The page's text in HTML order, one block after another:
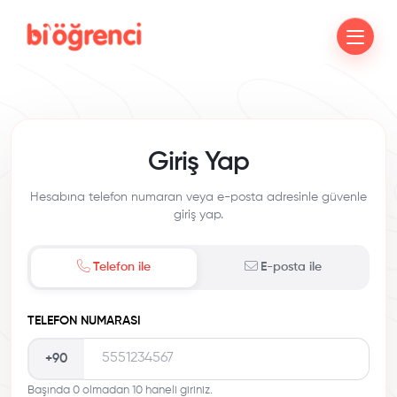
Giriş Yap
Hesabına telefon numaran veya e-posta adresinle güvenle
giriş yap.
Telefon ile E-posta ile
TELEFON NUMARASI
+90
Başında 0 olmadan 10 haneli giriniz.